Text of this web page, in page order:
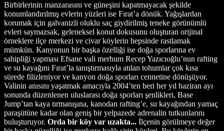
Birbirlerinin manzarasını ve güneşini kapatmayacak şekilde
konumlandırılmış evlerin yüzleri ise Fırat’a dönük. Yağışlardan
korumak için galvanizli oluklu saç giydirilmiş teneke görünümlü
evleri saymazsak, geleneksel konut dokusunu oluşturan orijinal
örneklere ilçe merkezi ve civar köylerin hepsinde rastlamak
mümkün. Kanyonun bir başka özelliği ise doğa sporlarına ev
sahipliği yapması Efsane vali merhum Recep Yazıcıoğlu’nun rafting
ve su kayağını Fırat’la tanıştırmasıyla atılan tohumlar çok kısa
sürede filizleniyor ve kanyon doğa sporları cennetine dönüşüyor.
Valinin anısını yaşatmak amacıyla 2004’ten beri her yıl haziran ayı
sonunda düzenlenen uluslarası doğa sporları şenlikleri, Base
Jump’tan kaya tırmanışına, kanodan rafting’e, su kayağından yamaç
paraşütüne kadar olan geniş bir yelpazede adrenalin tutkunlarını
buluşturuyor. Orda bir köy var uzakta... İlçenin görülmeye değer